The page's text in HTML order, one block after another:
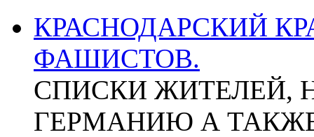
КРАСНОДАРСКИЙ
ФАШИСТОВ.
СПИСКИ ЖИТЕЛЕЙ,
ГЕРМАНИЮ А